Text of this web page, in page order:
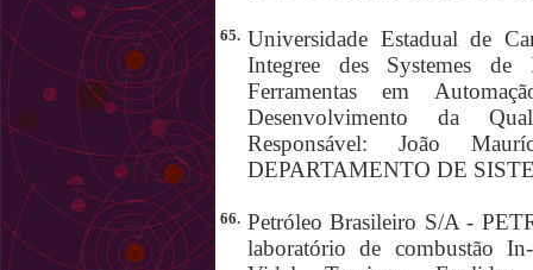
65. Universidade Estadual de
Integree des Systemes de
Ferramentas em
Desenvolvimento da
Responsável: João
DEPARTAMENTO DE
66. Petróleo Brasileiro S/A -
laboratório de combustão